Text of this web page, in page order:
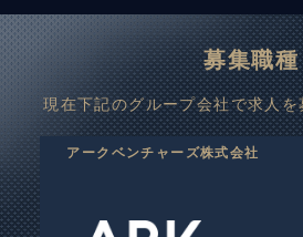
募集職種
現在下記のグループ会社で求人
アークベンチャーズ株式会社